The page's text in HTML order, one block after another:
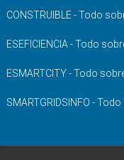
CONSTRUIBLE - Todo
ESEFICIENCIA - Todo
ESMARTCITY - Todo
SMARTGRIDSINFO -